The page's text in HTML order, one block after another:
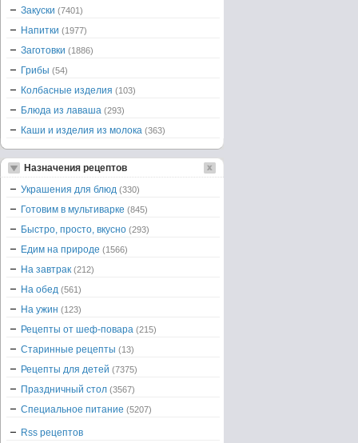
Закуски (7401)
Напитки (1977)
Заготовки (1886)
Грибы (54)
Колбасные изделия (103)
Блюда из лаваша (293)
Каши и изделия из молока (363)
Назначения рецептов
Украшения для блюд (330)
Готовим в мультиварке (845)
Быстро, просто, вкусно (293)
Едим на природе (1566)
На завтрак (212)
На обед (561)
На ужин (123)
Рецепты от шеф-повара (215)
Старинные рецепты (13)
Рецепты для детей (7375)
Праздничный стол (3567)
Специальное питание (5207)
Rss рецептов